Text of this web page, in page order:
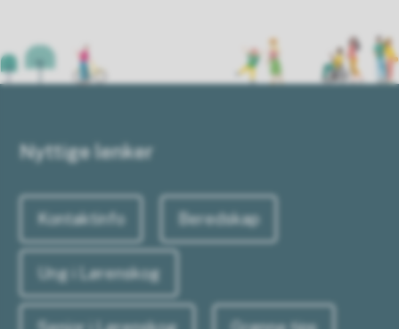
Nyttige lenker
Kontaktinfo Beredskap
Ung i Lørenskog